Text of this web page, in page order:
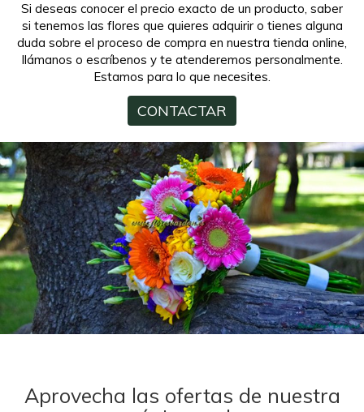
Si deseas conocer el precio exacto de un producto, saber
si tenemos las flores que quieres adquirir o tienes alguna
duda sobre el proceso de compra en nuestra tienda online,
llámanos o escríbenos y te atenderemos personalmente.
Estamos para lo que necesites.
CONTACTAR
Aprovecha las ofertas de nuestra